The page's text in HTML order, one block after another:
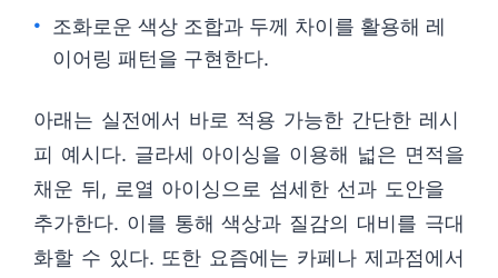
조화로운 색상 조합과 두께 차이를 활용해 레
이어링 패턴을 구현한다.
아래는 실전에서 바로 적용 가능한 간단한 레시
피 예시다. 글라세 아이싱을 이용해 넓은 면적을
채운 뒤, 로열 아이싱으로 섬세한 선과 도안을
추가한다. 이를 통해 색상과 질감의 대비를 극대
화할 수 있다. 또한 요즘에는 카페나 제과점에서